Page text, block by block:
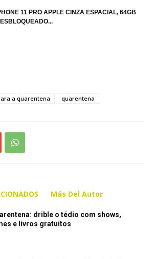
11 PRO APPLE CINZA ESPACIAL, 64GB
a quarentena quarentena
Más Del Autor
drible o tédio com shows,
e livros gratuitos